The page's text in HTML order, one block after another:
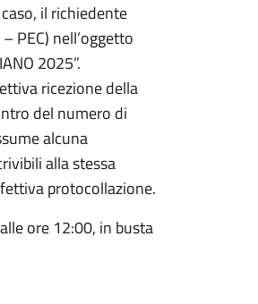
il richiedente
PEC) nell’oggetto
2025”.
ricezione della
del numero di
alcuna
alla stessa
protocollazione.
ore 12:00, in busta